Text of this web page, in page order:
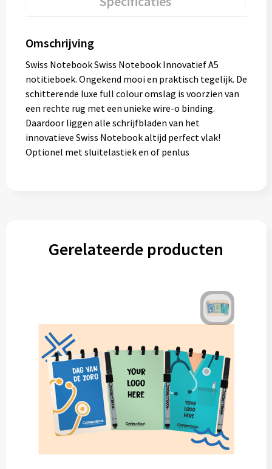
Omschrijving
Swiss Notebook Swiss Notebook Innovatief A5
notitieboek. Ongekend mooi en praktisch tegelijk. De
schitterende luxe full colour omslag is voorzien van
een rechte rug met een unieke wire-o binding.
Daardoor liggen alle schrijfbladen van het
innovatieve Swiss Notebook altijd perfect vlak!
Optionel met sluitelastiek en of penlus
Gerelateerde producten